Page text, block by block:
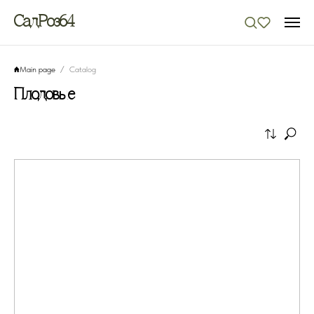
СадРоз64
Main page Catalog
Плодовые